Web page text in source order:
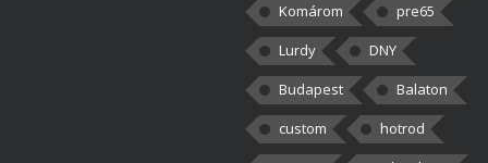
Komárom
pre65
Lurdy
DNY
Budapest
Balaton
custom
hotrod